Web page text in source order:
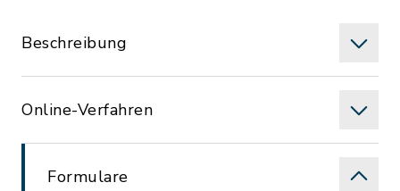
Beschreibung
Online-Verfahren
Formulare